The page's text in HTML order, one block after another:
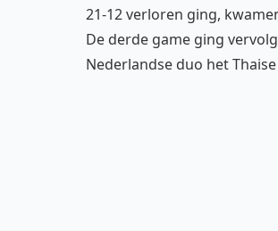
21-12 verloren ging,
De derde game ging
Nederlandse duo het